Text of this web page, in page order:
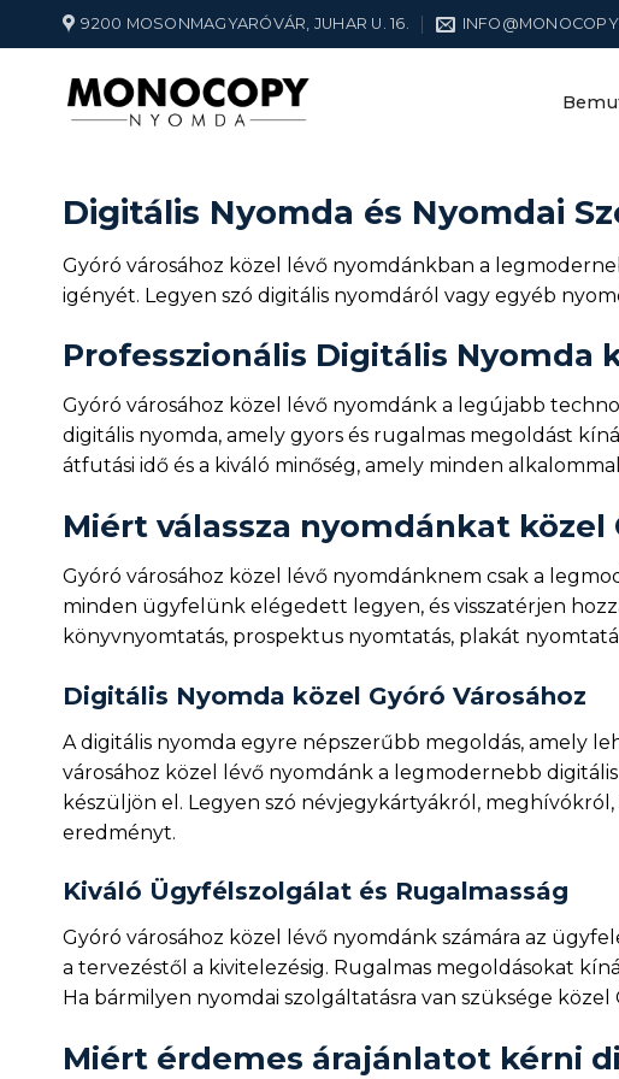
to
content
9200 MOSONMAGYARÓVÁR, JUHAR U. 16.
Digitális Nyomda és Nyomdai
Gyóró városához közel lévő nyomdánkban a
igényét. Legyen szó digitális nyomdáról vagy egyéb
Professzionális Digitális Nyomda
Gyóró városához közel lévő nyomdánk a legújabb
digitális nyomda, amely gyors és rugalmas megoldást
átfutási idő és a kiváló minőség, amely minden
Miért válassza nyomdánkat közel
Gyóró városához közel lévő nyomdánknem csak a
minden ügyfelünk elégedett legyen, és visszatérjen
könyvnyomtatás, prospektus nyomtatás, plakát
Digitális Nyomda közel Gyóró Városához
A digitális nyomda egyre népszerűbb megoldás, amely
városához közel lévő nyomdánk a legmodernebb
készüljön el. Legyen szó névjegykártyákról,
eredményt.
Kiváló Ügyfélszolgálat és Rugalmasság
Gyóró városához közel lévő nyomdánk számára az
a tervezéstől a kivitelezésig. Rugalmas megoldásokat
Ha bármilyen nyomdai szolgáltatásra van szüksége
Miért érdemes árajánlatot kérni